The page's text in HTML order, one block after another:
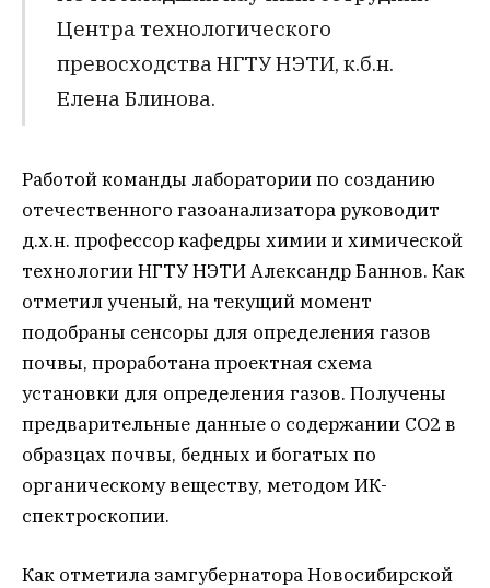
Центра технологического
превосходства НГТУ НЭТИ, к.б.н.
Елена Блинова.
Работой команды лаборатории по созданию
отечественного газоанализатора руководит
д.х.н. профессор кафедры химии и химической
технологии НГТУ НЭТИ Александр Баннов. Как
отметил ученый, на текущий момент
подобраны сенсоры для определения газов
почвы, проработана проектная схема
установки для определения газов. Получены
предварительные данные о содержании CO2 в
образцах почвы, бедных и богатых по
органическому веществу, методом ИК-
спектроскопии.
Как отметила замгубернатора Новосибирской